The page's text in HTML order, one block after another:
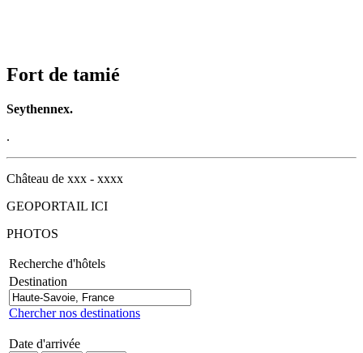
Fort de tamié
Seythennex.
.
Château de xxx - xxxx
GEOPORTAIL ICI
PHOTOS
Recherche d'hôtels
Destination
Chercher nos destinations
Date d'arrivée